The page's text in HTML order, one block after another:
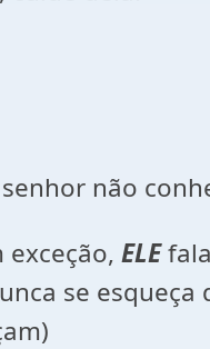
não
exceção, ELE
se